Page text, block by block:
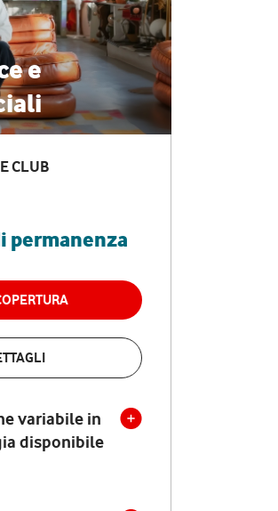
e
CLUB
permanenza
variabile in
disponibile